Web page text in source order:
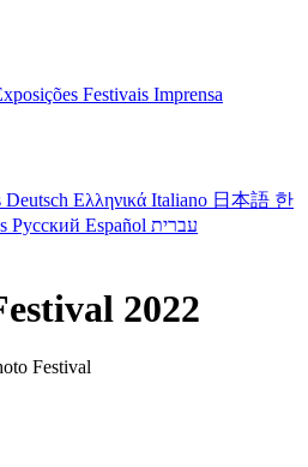
Festivais Imprensa
Deutsch Ελληνικά Italiano 日本語 한
Русский Español עברית
2022
Festival